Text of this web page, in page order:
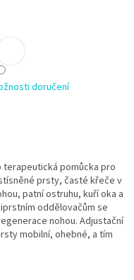
doručení
terapeutická pomůcka pro
prsty, časté křeče v
patní ostruhu, kuří oka a
oddělovačům se
nohou. Adjustační
mobilní, ohebné, a tím